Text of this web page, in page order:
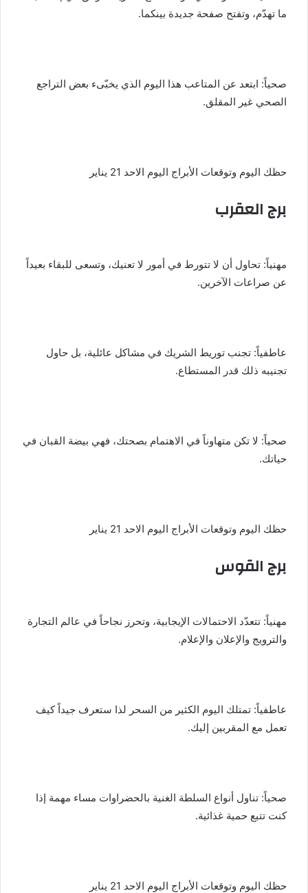
ما تهدّم، وتفتح صفحة جديدة بينكما.
صحياً: ابتعد عن المتاعب هذا اليوم الذي يخبّىء بعض التراجع
الصحي غير المقلق.
حظك اليوم وتوقعات الأبراج اليوم الاحد 21 يناير
برج العقرب
مهنياً: تحاول أن لا تتورط في أمور لا تعنيك، وتسعى للبقاء بعيداً
عن صراعات الآخرين.
عاطفياً: تجنب توريط الشريك في مشاكل عائلية، بل حاول
تجنيبه ذلك قدر المستطاع.
صحياً: لا تكن متهاوناً في الاهتمام بصحتك، فهي بيضة القبان في
حياتك.
حظك اليوم وتوقعات الأبراج اليوم الاحد 21 يناير
برج القوس
مهنياً: تتعدّد الاحتمالات الإيجابية، وتحرز نجاحاً في عالم التجارة
والترويج والإعلان والإعلام.
عاطفياً: تمتلك اليوم الكثير من السحر لذا ستعرف جيداً كيف
تعمل مع المقربين إليك.
صحياً: تناول أنواع السلطة الغنية بالحضراوات مساء مهمة إذا
كنت تتبع حمية غذائية.
حظك اليوم وتوقعات الأبراج اليوم الاحد 21 يناير